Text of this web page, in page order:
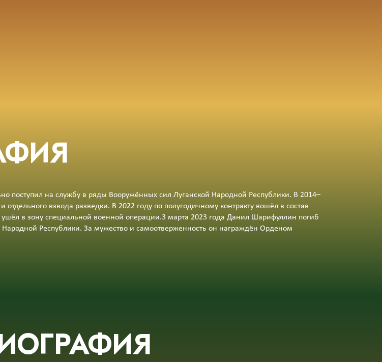
поступил на службу в ряды Вооружённых сил Луганской Народной Республики. В 2014–
отдельного взвода разведки. В 2022 году по полугодичному контракту вошёл в состав
в зону специальной военной операции.3 марта 2023 года Данил Шарифуллин погиб
Республики. За мужество и самоотверженность он награждён Орденом